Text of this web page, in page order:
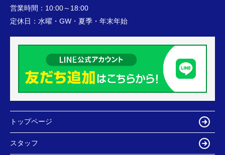
営業時間： 10:00～18:00
定休日： 水曜・GW・夏季・年末年始
トップページ
スタッフ